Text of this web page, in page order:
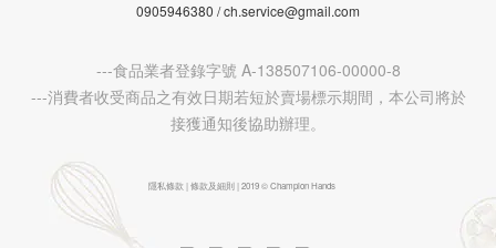
0905946380 / ch.service@gmail.com
---食品業者登錄字號 A-138507106-00000-8
---消費者收受商品之有效日期若短於賣場標示期間，本公司將於
接獲通知後協助辦理。
隱私條款 | 條款及細則 | 2019 © Champion Hands